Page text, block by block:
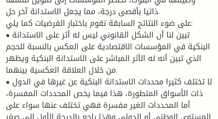
ذاتيا بأقصى درجة، مما يجعل الاستدانة آخر حل.
على ضوء النتائج السابقة نقوم باختبار الفرضيات كما يلي:
• تبين لنا أن الشكل القانوني ليس له أثر على الاستدانة
البنكية في المؤسسات الاقتصادية على العكس بالنسبة للحجم
الذي تبين أنه له الأثر المباشر على الاستدانة البنكية ويظهر
من خلال العلاقة العكسية بينهما.
• لا تختلف كثيرا محددات الاستدانة البنكية عن غيرها في الدول
ذات الأسواق المتطورة، هذا فيما يخص المحددات المفسرة،
أما المحددات الغير مفسرة فهي تختلف عنها سواء على